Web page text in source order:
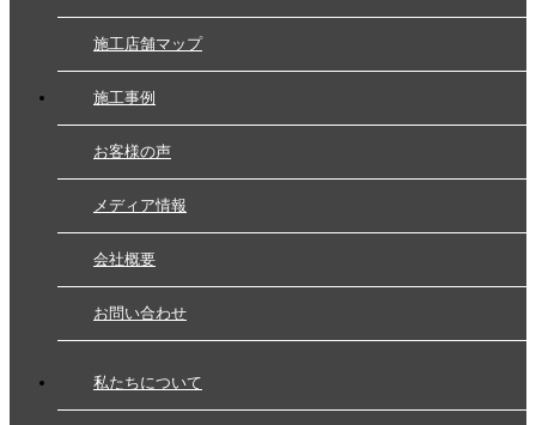
施工店舗マップ
施工事例
お客様の声
メディア情報
会社概要
お問い合わせ
私たちについて